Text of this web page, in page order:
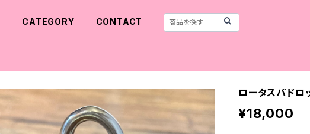
CATEGORY CONTACT
ロータスパド
¥18,000